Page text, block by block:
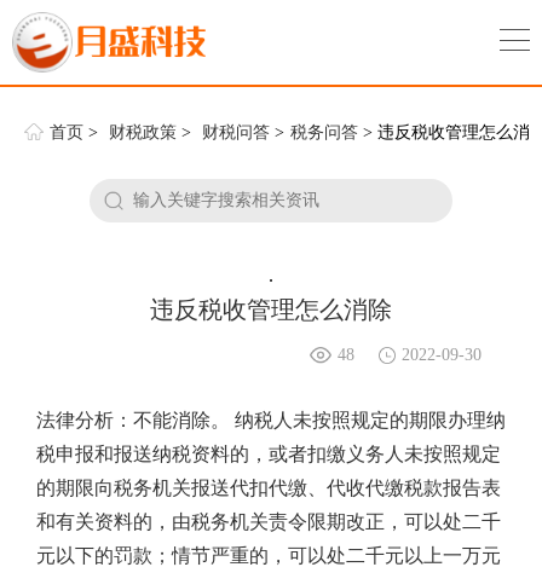
首页 > 财税政策 > 财税问答 > 税务问答 > 违反税收管理怎么消
.
违反税收管理怎么消除
2022-09-30
48
法律分析：不能消除。 纳税人未按照规定的期限办理纳
税申报和报送纳税资料的，或者扣缴义务人未按照规定
的期限向税务机关报送代扣代缴、代收代缴税款报告表
和有关资料的，由税务机关责令限期改正，可以处二千
元以下的罚款；情节严重的，可以处二千元以上一万元